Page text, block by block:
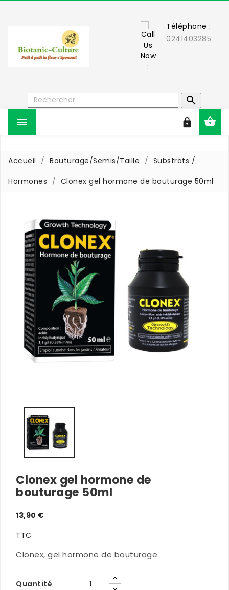
Téléphone :
0241403285



Accueil Bouturage/Semis/Taille
Substrats /
Hormones
Clonex gel hormone de bouturage 50ml
Clonex gel hormone de
bouturage 50ml
13,90 €
TTC
Clonex, gel hormone de bouturage
Quantité